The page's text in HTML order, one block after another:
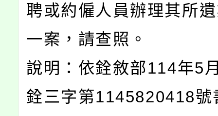
聘或約僱人員辦理其所
一案，請查照。
說明：依銓敘部114年5
銓三字第1145820418號